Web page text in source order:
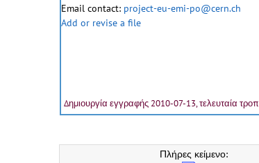
Email contact: project-eu-emi-po@cern.ch
Add or revise a file
Δημιουργία εγγραφής 2010-07-13, τελευταία
Πλήρες κείμενο: